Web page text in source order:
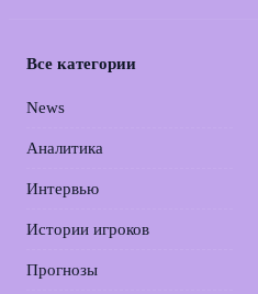
Все категории
News
Аналитика
Интервью
Истории игроков
Прогнозы